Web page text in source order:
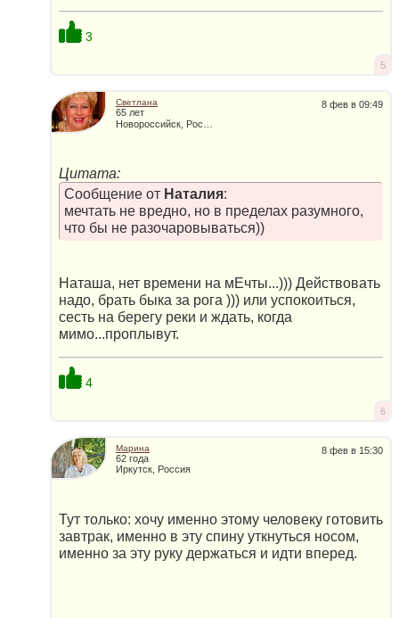
3
5
8 фев в 09:49
Светлана
65 лет
Цитата:
Сообщение от Наталия:
мечтать не вредно, но в пределах разумного,
что бы не разочаровываться))
Наташа, нет времени на мЕчты...))) Действовать
надо, брать быка за рога ))) или успокоиться,
сесть на берегу реки и ждать, когда
мимо...проплывут.
4
6
8 фев в 15:30
Марина
62 года
Иркутск, Россия
Тут только: хочу именно этому человеку готовить
завтрак, именно в эту спину уткнуться носом,
именно за эту руку держаться и идти вперед.